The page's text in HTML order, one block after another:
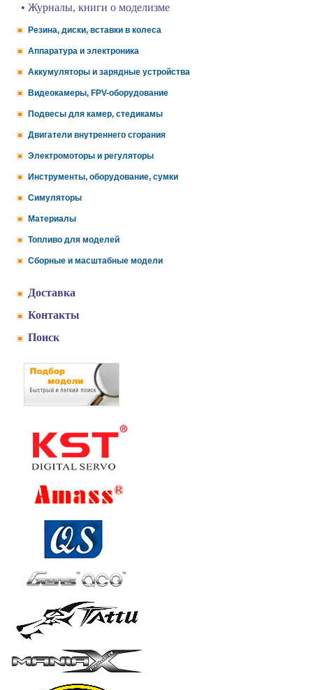
• Журналы, книги о моделизме
Резина, диски, вставки в колеса
Аппаратура и электроника
Аккумуляторы и зарядные устройства
Видеокамеры, FPV-оборудование
Подвесы для камер, стедикамы
Двигатели внутреннего сгорания
Электромоторы и регуляторы
Инструменты, оборудование, сумки
Симуляторы
Материалы
Топливо для моделей
Сборные и масштабные модели
Доставка
Контакты
Поиск